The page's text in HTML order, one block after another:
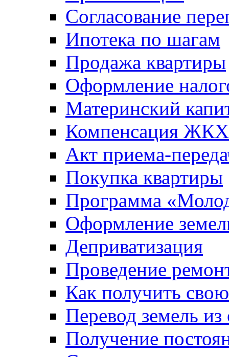
Согласование
Ипотека по шагам
Продажа квартиры
Оформление
Материнский
Компенсация ЖКХ
Акт приема-
Покупка квартиры
Программа
Оформление
Деприватизация
Проведение
Как получить
Перевод земель
Получение